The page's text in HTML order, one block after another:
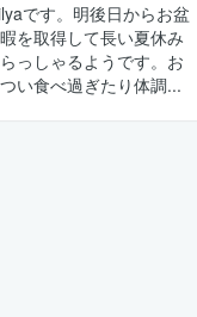
です。明後日からお盆
を取得して長い夏休み
っしゃるようです。お
い食べ過ぎたり体調...